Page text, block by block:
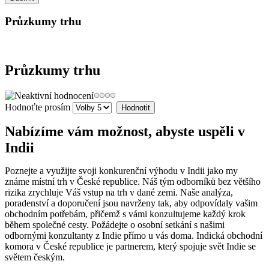
Průzkumy trhu
Průzkumy trhu
Hodnoťte prosím
Nabízíme vám možnost, abyste uspěli v
Indii
Poznejte a využijte svoji konkurenční výhodu v Indii jako my
známe místní trh v České republice. Náš tým odborníků bez většího
rizika zrychluje Váš vstup na trh v dané zemi. Naše analýza,
poradenství a doporučení jsou navrženy tak, aby odpovídaly vašim
obchodním potřebám, přičemž s vámi konzultujeme každý krok
během společné cesty. Požádejte o osobní setkání s našimi
odbornými konzultanty z Indie přímo u vás doma. Indická obchodní
komora v České republice je partnerem, který spojuje svět Indie se
světem českým.